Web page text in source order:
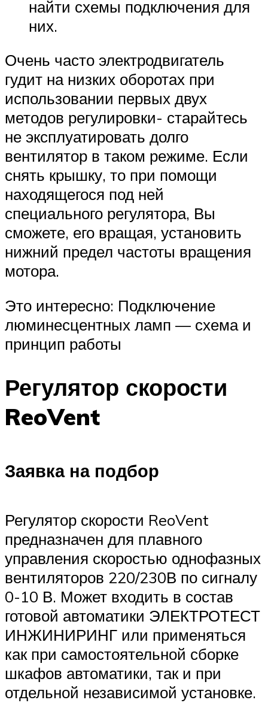
найти схемы подключения для
них.
Очень часто электродвигатель
гудит на низких оборотах при
использовании первых двух
методов регулировки- старайтесь
не эксплуатировать долго
вентилятор в таком режиме. Если
снять крышку, то при помощи
находящегося под ней
специального регулятора, Вы
сможете, его вращая, установить
нижний предел частоты вращения
мотора.
Это интересно: Подключение
люминесцентных ламп — схема и
принцип работы
Регулятор скорости
ReoVent
Заявка на подбор
Регулятор скорости ReoVent
предназначен для плавного
управления скоростью однофазных
вентиляторов 220/230В по сигналу
0-10 В. Может входить в состав
готовой автоматики ЭЛЕКТРОТЕСТ
ИНЖИНИРИНГ или применяться
как при самостоятельной сборке
шкафов автоматики, так и при
отдельной независимой установке.